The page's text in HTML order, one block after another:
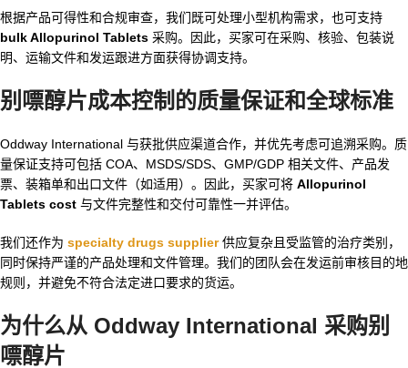
根据产品可得性和合规审查，我们既可处理小型机构需求，也可支持
bulk Allopurinol Tablets 采购。因此，买家可在采购、核验、包装说
明、运输文件和发运跟进方面获得协调支持。
别嘌醇片成本控制的质量保证和全球标准
Oddway International 与获批供应渠道合作，并优先考虑可追溯采购。质
量保证支持可包括 COA、MSDS/SDS、GMP/GDP 相关文件、产品发
票、装箱单和出口文件（如适用）。因此，买家可将 Allopurinol
Tablets cost 与文件完整性和交付可靠性一并评估。
我们还作为 specialty drugs supplier供应复杂且受监管的治疗类别，
同时保持严谨的产品处理和文件管理。我们的团队会在发运前审核目的地
规则，并避免不符合法定进口要求的货运。
为什么从 Oddway International 采购别
嘌醇片